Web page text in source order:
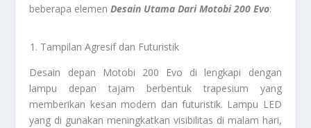
beberapa elemenDesain Utama Dari Motobi 200 Evo:
Tampilan Agresif dan Futuristik
Desain depan Motobi 200 Evo di lengkapi dengan
lampu depan tajam berbentuk trapesium yang
memberikan kesan modern dan futuristik. Lampu LED
yang di gunakan meningkatkan visibilitas di malam hari,